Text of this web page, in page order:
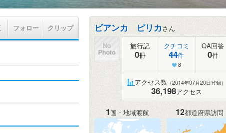
フォロー クリップ ビアンカ ピリカさん
旅行記
0冊
クチコミ
44件
8
QA回答
0件
アクセス数 （2014年07月20日登録）
36,198アクセス
1国・地域渡航 12都道府県訪問